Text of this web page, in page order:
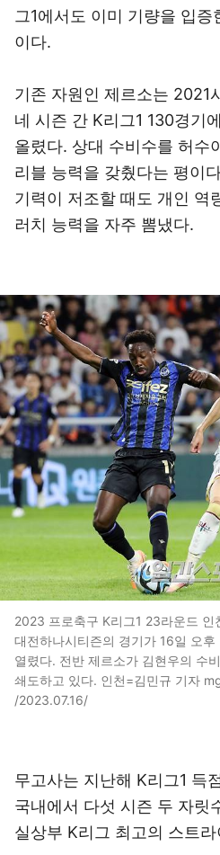
그1에서도 이미 기량을 입
이다.
기존 자원인 제르소는 2021
네 시즌 간 K리그1 130경기
올렸다. 상대 수비수를 허수
리블 능력을 갖췄다는 평이
기력이 저조할 때도 개인 역
러치 능력을 자주 뽐냈다.
2023 프로축구 K리그1 23라운드 인
대전하나시티즌의 경기가 16일 오후
열렸다. 전반 제르소가 김현우의 수
쇄도하고 있다. 인천=김민규 기자
/2023.07.16/
무고사는 지난해 K리그1 득
국내에서 다섯 시즌 두 자릿
실상부 K리그 최고의 스트